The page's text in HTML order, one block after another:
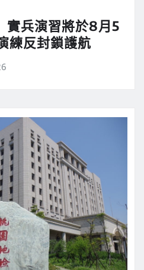
實兵演習將於8月5
練反封鎖護航